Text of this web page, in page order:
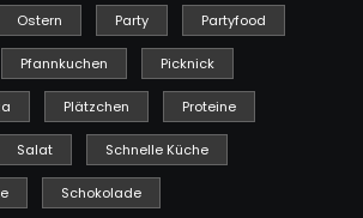
Ostern Party Partyfood
Pfannkuchen Picknick
Plätzchen Proteine
Salat Schnelle Küche
Schokolade